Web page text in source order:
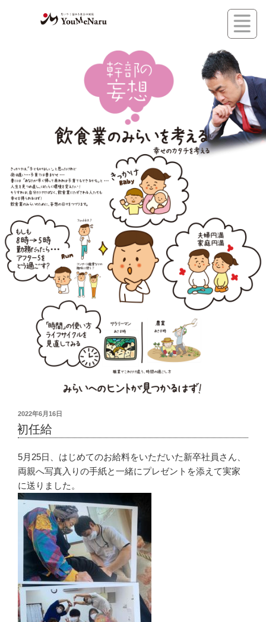
投
稿
日:
2022年6月16日
初任給
5月25日、はじめてのお給料をいただいた新卒社員さん、
両親へ写真入りの手紙と一緒にプレゼントを添えて実家
に送りました。